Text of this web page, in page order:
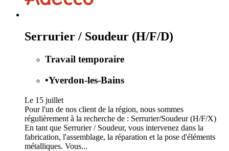
Serrurier / Soudeur (H/F/D)
Travail temporaire
•Yverdon-les-Bains
Le 15 juillet
Pour l'un de nos client de la région, nous sommes
régulièrement à la recherche de : Serrurier/Soudeur (H/F/X)
En tant que Serrurier / Soudeur, vous intervenez dans la
fabrication, l'assemblage, la réparation et la pose d'éléments
métalliques. Vous...